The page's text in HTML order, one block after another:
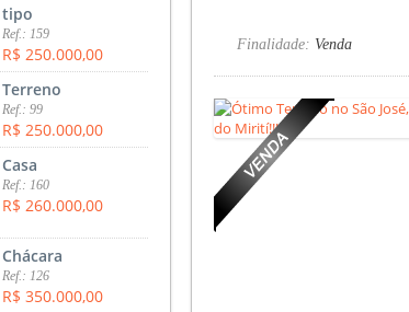
Finalidade: Venda
tipo
Ref.: 159
R$ 250.000,00
Terreno
Ref.: 99
R$ 250.000,00
Casa
Ref.: 160
R$ 260.000,00
Chácara
Ref.: 126
R$ 350.000,00